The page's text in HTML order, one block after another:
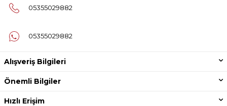
05355029882
05355029882
Alışveriş Bilgileri
Önemli Bilgiler
Hızlı Erişim